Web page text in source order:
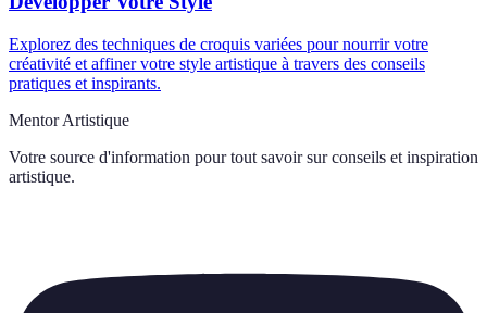
Explorez des techniques de croquis variées pour nourrir votre
créativité et affiner votre style artistique à travers des conseils
pratiques et inspirants.
Mentor Artistique
Votre source d'information pour tout savoir sur conseils et inspiration
artistique.